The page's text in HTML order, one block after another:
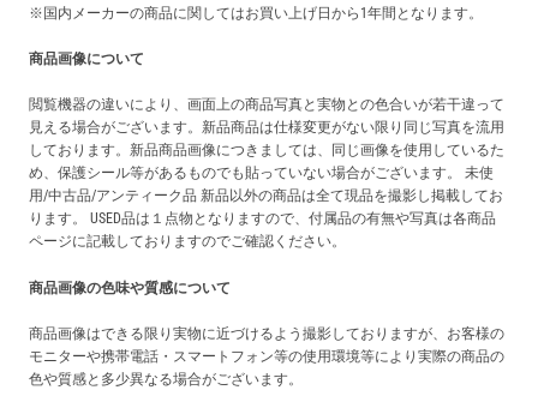
※国内メーカーの商品に関してはお買い上げ日から1年間となります。
商品画像について
閲覧機器の違いにより、画面上の商品写真と実物との色合いが若干違って
見える場合がございます。新品商品は仕様変更がない限り同じ写真を流用
しております。新品商品画像につきましては、同じ画像を使用しているた
め、保護シール等があるものでも貼っていない場合がございます。 未使
用/中古品/アンティーク品 新品以外の商品は全て現品を撮影し掲載してお
ります。 USED品は１点物となりますので、付属品の有無や写真は各商品
ページに記載しておりますのでご確認ください。
商品画像の色味や質感について
商品画像はできる限り実物に近づけるよう撮影しておりますが、お客様の
モニターや携帯電話・スマートフォン等の使用環境等により実際の商品の
色や質感と多少異なる場合がございます。